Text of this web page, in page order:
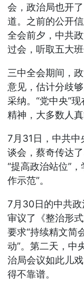
会，政治局也开
道。之前的公开
全会前夕，中共
过会，听取五大班
三中全会期间，
意见，估计分歧
采纳。“党中央”
精神，大多数人
7月31日，中共
谈会，蔡奇传达
“提高政治站位”
作示范”。
7月30日的中共
审议了《整治形
要求“持续精文简
动”。第二天，中
治局会议如此儿
得不靠谱。